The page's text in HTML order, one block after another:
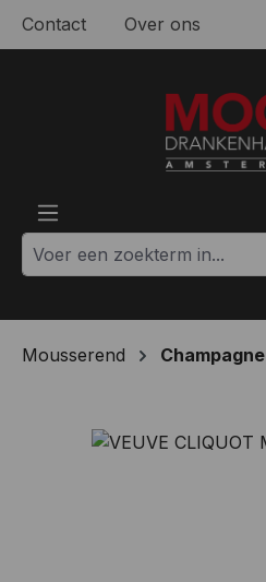
Ga naar de hoofdinhoud
Contact Over ons
Mousserend Champagne
Afbeeldingengalerij overslaan